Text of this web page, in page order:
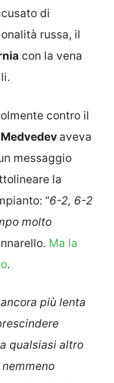
di
russa, il
con la vena
contro il
aveva
messaggio
la
“6-2, 6-2
molto
Ma la
.
più lenta
qualsiasi altro